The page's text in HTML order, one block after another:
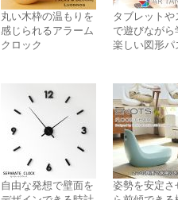
丸い木枠の温もりを
感じられるアラーム
クロック
タブレットや
で遊びながら
楽しい図形パ
自由な発想で壁面を
姿勢を安定さ